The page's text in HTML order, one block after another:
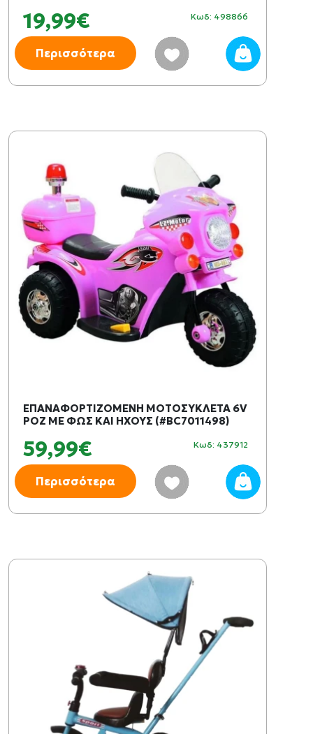
19,99€ Κωδ: 498866
Περισσότερα
ΕΠΑΝΑΦΟΡΤΙΖΟΜΕΝΗ ΜΟΤΟΣΥΚΛΕΤΑ 6V
ΡΟΖ ΜΕ ΦΩΣ ΚΑΙ ΗΧΟΥΣ (#BC7011498)
59,99€ Κωδ: 437912
Περισσότερα